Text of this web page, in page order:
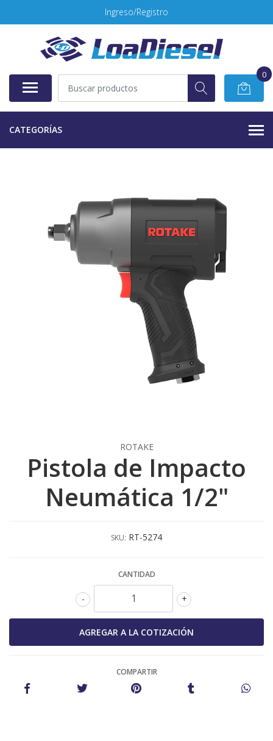
Ingreso/Registro
0
CATEGORÍAS
ROTAKE
Pistola de Impacto
Neumática 1/2"
SKU: RT-5274
CANTIDAD
+
-
COMPARTIR